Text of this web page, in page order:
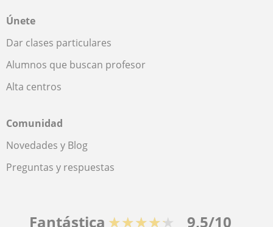
Únete
Dar clases particulares
Alumnos que buscan profesor
Alta centros
Comunidad
Novedades y Blog
Preguntas y respuestas
Fantástica ★★★★★ 9,5/10